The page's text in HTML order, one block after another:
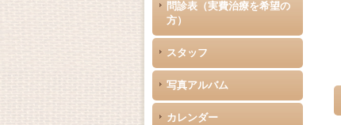
問診表（実費治療を希望の
方）
スタッフ
写真アルバム
カレンダー